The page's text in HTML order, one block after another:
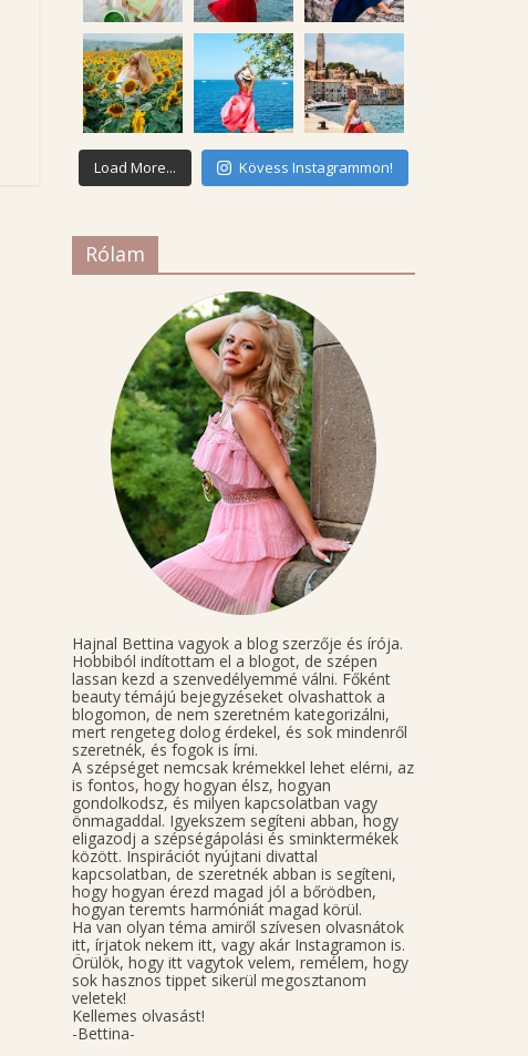
Load More... Kövess Instagrammon!
Rólam
Hajnal Bettina vagyok a blog szerzője és írója.
Hobbiból indítottam el a blogot, de szépen
lassan kezd a szenvedélyemmé válni. Főként
beauty témájú bejegyzéseket olvashattok a
blogomon, de nem szeretném kategorizálni,
mert rengeteg dolog érdekel, és sok mindenről
szeretnék, és fogok is írni.
A szépséget nemcsak krémekkel lehet elérni, az
is fontos, hogy hogyan élsz, hogyan
gondolkodsz, és milyen kapcsolatban vagy
önmagaddal. Igyekszem segíteni abban, hogy
eligazodj a szépségápolási és sminktermékek
között. Inspirációt nyújtani divattal
kapcsolatban, de szeretnék abban is segíteni,
hogy hogyan érezd magad jól a bőrödben,
hogyan teremts harmóniát magad körül.
Ha van olyan téma amiről szívesen olvasnátok
itt, írjatok nekem itt, vagy akár Instagramon is.
Örülök, hogy itt vagytok velem, remélem, hogy
sok hasznos tippet sikerül megosztanom
veletek!
Kellemes olvasást!
-Bettina-